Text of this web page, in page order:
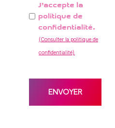
(Consulter
la
politique
confidentialité).
J’accepte la
politique de
confidentialité.
(Consulter la politique de
confidentialité).